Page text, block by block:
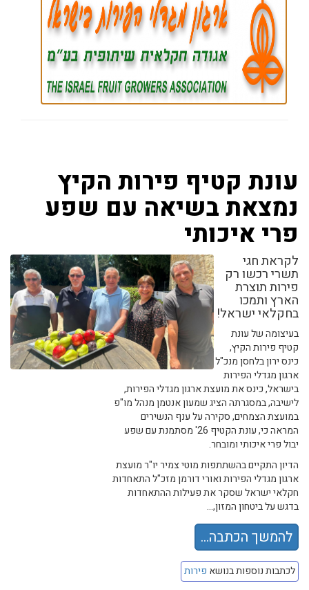
עונת קטיף פירות הקיץ
נמצאת בשיאה עם שפע
פרי איכותי
לקראת חגי
תשרי רכשו רק
פירות תוצרת
הארץ ותמכו
בחקלאי ישראל!
בעיצומה של עונת
קטיף פירות הקיץ,
כינס ירון בלחסן מנכ"ל
ארגון מגדלי הפירות
בישראל, כינס את מועצת ארגון מגדלי הפירות,
לישיבה, במסגרתה הציג שמעון אנטמן מנהל מו"פ
במועצת הצמחים, סקירה על ענף הנשירים
המראה כי, עונת הקטיף 26' מסתמנת עם שפע
יבול פרי איכותי ומובחר.
הדיון התקיים בהשתתפות מוטי צמיר יו"ר מועצת
ארגון מגדלי הפירות ואורי דורמן מזכ"ל התאחדות
חקלאי ישראל שסקר את פעילות ההתאחדות
בדגש על ביטחון המזון,...
להמשך הכתבה...
לכתבות נוספות בנושא פירות